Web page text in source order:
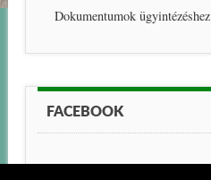
Dokumentumok ügyintézéshez
FACEBOOK